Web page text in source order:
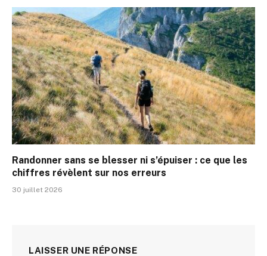
Randonner sans se blesser ni s’épuiser : ce que les
chiffres révèlent sur nos erreurs
30 juillet 2026
LAISSER UNE RÉPONSE